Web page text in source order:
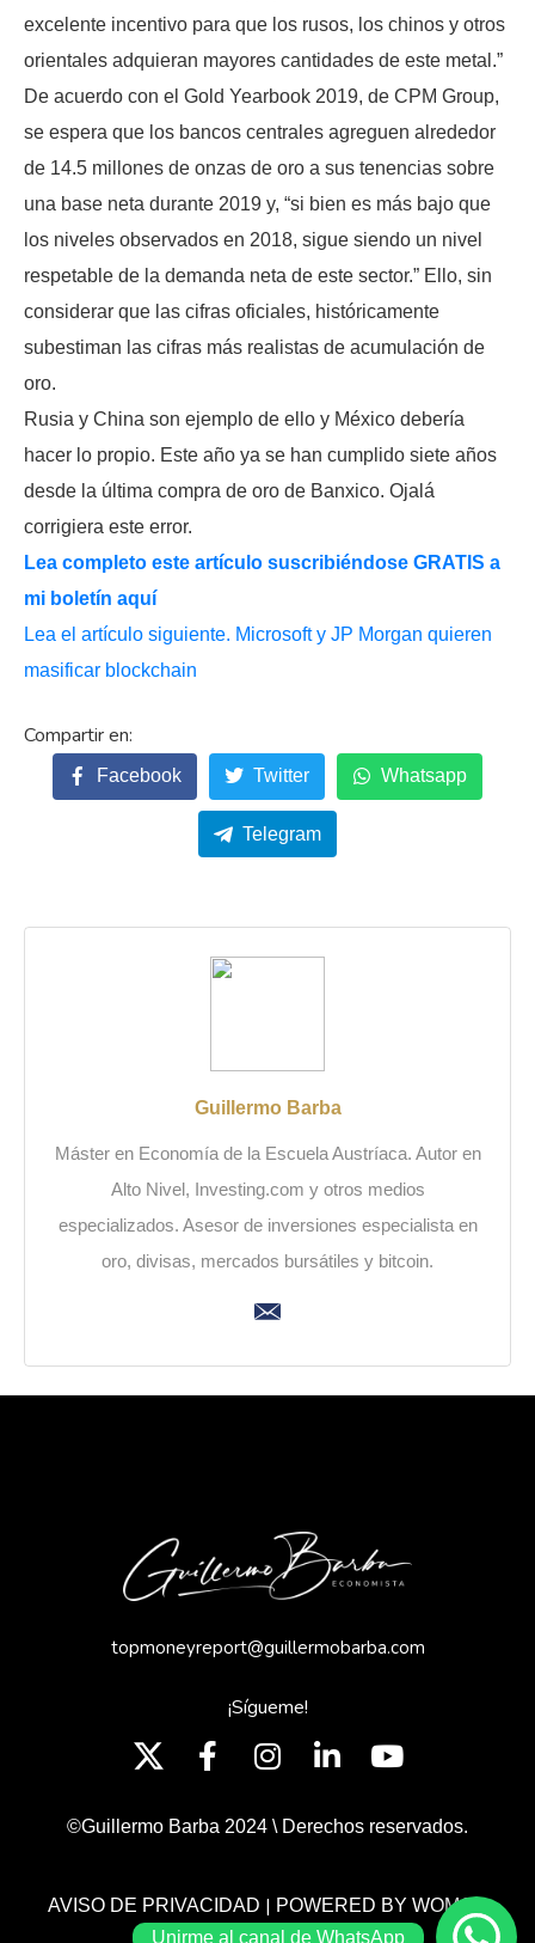
excelente incentivo para que los rusos, los chinos y otros
orientales adquieran mayores cantidades de este metal.”
De acuerdo con el Gold Yearbook 2019, de CPM Group,
se espera que los bancos centrales agreguen alrededor
de 14.5 millones de onzas de oro a sus tenencias sobre
una base neta durante 2019 y, “si bien es más bajo que
los niveles observados en 2018, sigue siendo un nivel
respetable de la demanda neta de este sector.” Ello, sin
considerar que las cifras oficiales, históricamente
subestiman las cifras más realistas de acumulación de
oro.
Rusia y China son ejemplo de ello y México debería
hacer lo propio. Este año ya se han cumplido siete años
desde la última compra de oro de Banxico. Ojalá
corrigiera este error.
Lea completo este artículo suscribiéndose GRATIS a
mi boletín aquí
Lea el artículo siguiente. Microsoft y JP Morgan quieren
masificar blockchain
Facebook Twitter Whatsapp
Telegram
Guillermo Barba
Máster en Economía de la Escuela Austríaca. Autor en
Alto Nivel, Investing.com y otros medios
especializados. Asesor de inversiones especialista en
oro, divisas, mercados bursátiles y bitcoin.
topmoneyreport@guillermobarba.com
¡Sígueme!
©Guillermo Barba 2024 \ Derechos reservados.
AVISO DE PRIVACIDAD | POWERED BY WOMGP
Unirme al canal de WhatsApp